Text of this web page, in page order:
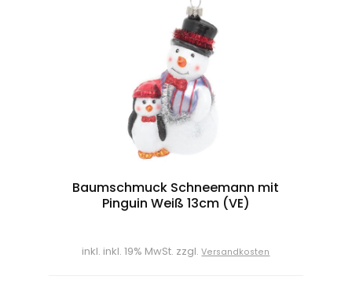
Baumschmuck Schneemann mit
Pinguin Weiß 13cm (VE)
inkl. inkl. 19% MwSt. zzgl.Versandkosten